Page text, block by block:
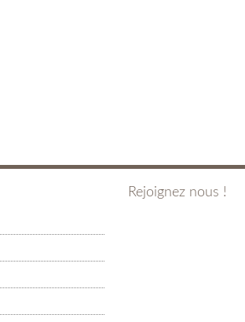
Rejoignez nous !